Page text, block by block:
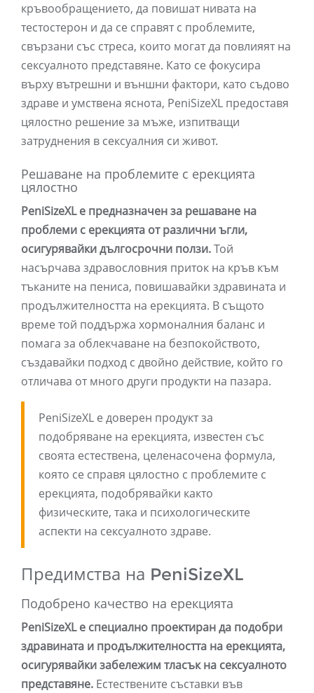
кръвообращението, да повишат нивата на
тестостерон и да се справят с проблемите,
свързани със стреса, които могат да повлияят на
сексуалното представяне. Като се фокусира
върху вътрешни и външни фактори, като съдово
здраве и умствена яснота, PeniSizeXL предоставя
цялостно решение за мъже, изпитващи
затруднения в сексуалния си живот.
Решаване на проблемите с ерекцията
цялостно
PeniSizeXL е предназначен за решаване на
проблеми с ерекцията от различни ъгли,
осигурявайки дългосрочни ползи.Той
насърчава здравословния приток на кръв към
тъканите на пениса, повишавайки здравината и
продължителността на ерекцията. В същото
време той поддържа хормоналния баланс и
помага за облекчаване на безпокойството,
създавайки подход с двойно действие, който го
отличава от много други продукти на пазара.
PeniSizeXL е доверен продукт за
подобряване на ерекцията, известен със
своята естествена, целенасочена формула,
която се справя цялостно с проблемите с
ерекцията, подобрявайки както
физическите, така и психологическите
аспекти на сексуалното здраве.
Предимства на PeniSizeXL
Подобрено качество на ерекцията
PeniSizeXL е специално проектиран да подобри
здравината и продължителността на ерекцията,
осигурявайки забележим тласък на сексуалното
представяне. Естествените съставки във